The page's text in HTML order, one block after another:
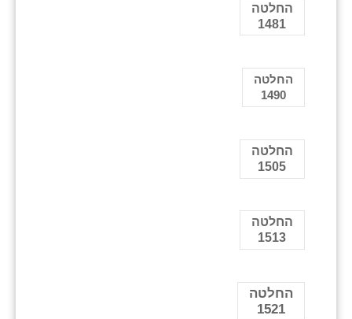
החלטה
1481
החלטה
1490
החלטה
1505
החלטה
1513
החלטה
1521